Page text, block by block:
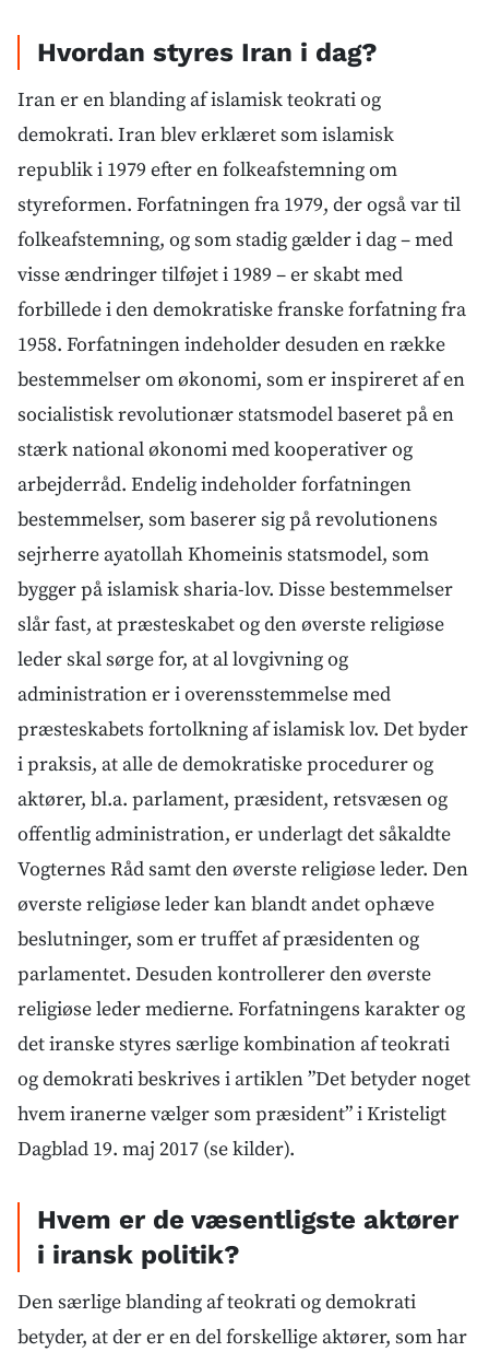
Hvordan styres Iran i dag?
Iran er en blanding af islamisk teokrati og
demokrati. Iran blev erklæret som islamisk
republik i 1979 efter en folkeafstemning om
styreformen. Forfatningen fra 1979, der også var til
folkeafstemning, og som stadig gælder i dag – med
visse ændringer tilføjet i 1989 – er skabt med
forbillede i den demokratiske franske forfatning fra
1958. Forfatningen indeholder desuden en række
bestemmelser om økonomi, som er inspireret af en
socialistisk revolutionær statsmodel baseret på en
stærk national økonomi med kooperativer og
arbejderråd. Endelig indeholder forfatningen
bestemmelser, som baserer sig på revolutionens
sejrherre ayatollah Khomeinis statsmodel, som
bygger på islamisk sharia-lov. Disse bestemmelser
slår fast, at præsteskabet og den øverste religiøse
leder skal sørge for, at al lovgivning og
administration er i overensstemmelse med
præsteskabets fortolkning af islamisk lov. Det byder
i praksis, at alle de demokratiske procedurer og
aktører, bl.a. parlament, præsident, retsvæsen og
offentlig administration, er underlagt det såkaldte
Vogternes Råd samt den øverste religiøse leder. Den
øverste religiøse leder kan blandt andet ophæve
beslutninger, som er truffet af præsidenten og
parlamentet. Desuden kontrollerer den øverste
religiøse leder medierne. Forfatningens karakter og
det iranske styres særlige kombination af teokrati
og demokrati beskrives i artiklen ”Det betyder noget
hvem iranerne vælger som præsident” i Kristeligt
Dagblad 19. maj 2017 (se kilder).
Hvem er de væsentligste aktører
i iransk politik?
Den særlige blanding af teokrati og demokrati
betyder, at der er en del forskellige aktører, som har